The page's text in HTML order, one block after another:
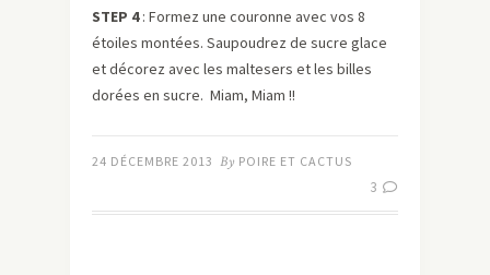
STEP 4: Formez une couronne avec vos 8
étoiles montées. Saupoudrez de sucre glace
et décorez avec les maltesers et les billes
dorées en sucre. Miam, Miam !!
24 DÉCEMBRE 2013 By POIRE ET CACTUS
3